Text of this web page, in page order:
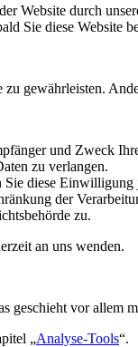
Website durch
Sie diese Website
gewährleisten.
und Zweck
zu verlangen.
diese
der
zu.
an uns wenden.
geschieht vor allem
„Analyse-Tools“.